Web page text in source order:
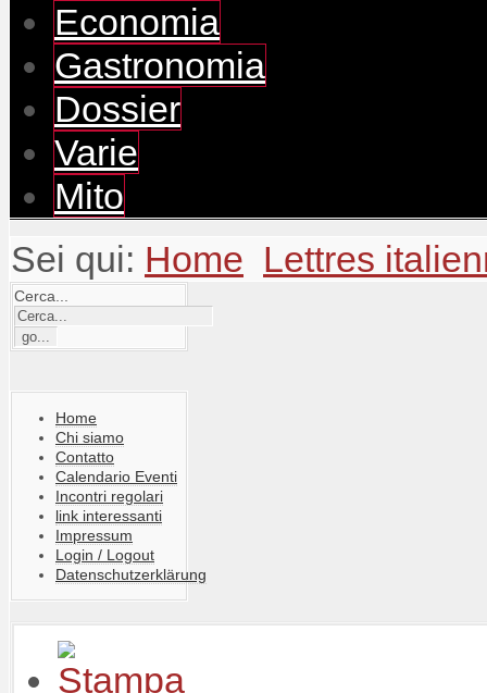
Economia
Gastronomia
Dossier
Varie
Mito
Sei qui: Home Lettres
Cerca...
Home
Chi siamo
Contatto
Calendario Eventi
Incontri regolari
link interessanti
Impressum
Login / Logout
Datenschutzerklärung